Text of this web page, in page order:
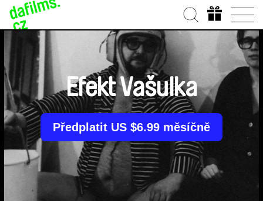
Efekt Vašulka
Předplatit US $6.99 měsíčně